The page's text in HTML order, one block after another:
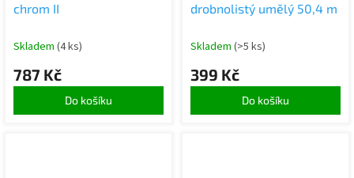
chrom II
Skladem (4 ks)
787 Kč
Do košíku
drobnolistý umělý 50,4 m
Skladem (>5 ks)
399 Kč
Do košíku